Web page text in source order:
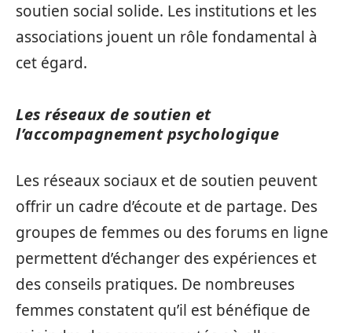
soutien social solide. Les institutions et les
associations jouent un rôle fondamental à
cet égard.
Les réseaux de soutien et
l’accompagnement psychologique
Les réseaux sociaux et de soutien peuvent
offrir un cadre d’écoute et de partage. Des
groupes de femmes ou des forums en ligne
permettent d’échanger des expériences et
des conseils pratiques. De nombreuses
femmes constatent qu’il est bénéfique de